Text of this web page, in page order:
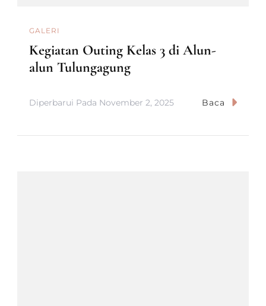
GALERI
Kegiatan Outing Kelas 3 di Alun-
alun Tulungagung
Diperbarui Pada November 2, 2025 Baca